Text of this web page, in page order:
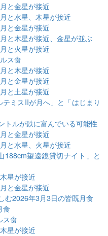
と金星が接近
と水星、木星が接近
と金星が接近
と木星が接近、金星が並ぶ
と火星が接近
ス食
と木星が接近
と金星が接近
と土星が接近
ミスIIが月へ」と「はじまり
トルが鉄に富んでいる可能性
と金星が接近
と水星、火星が接近
188cm望遠鏡貸切ナイト」と
星が接近
と金星が接近
む2026年3月3日の皆既月食
食
ス食
星が接近